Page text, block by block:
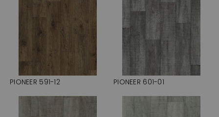
PIONEER 591-12 PIONEER 601-01